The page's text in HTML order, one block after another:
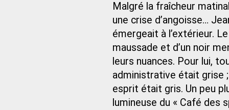
Malgré la fraîcheur
une crise d’angoisse…
émergeait à l’extérieur.
maussade et d’un noir
leurs nuances. Pour lui,
administrative était grise
esprit était gris. Un peu
lumineuse du « Café